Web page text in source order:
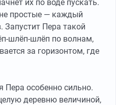
их по воде пускать.
простые — каждый
Пера такой
шлёп-шлёп по волнам,
за горизонтом, где
Пера особенно сильно.
деревню величиной,